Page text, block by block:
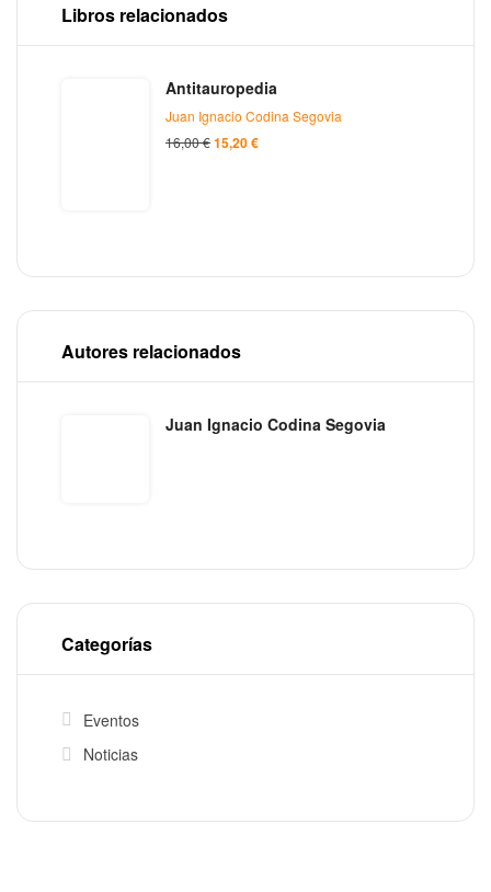
Libros relacionados
Antitauropedia
Juan Ignacio Codina Segovia
16,00€15,20€
Autores relacionados
Juan Ignacio Codina Segovia
Categorías
Eventos
Noticias